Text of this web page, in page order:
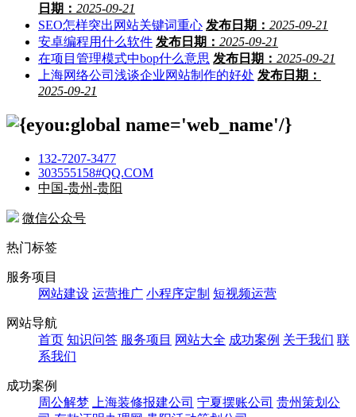
日期： 2025-09-21
SEO怎样突出网站关键词重心 发布日期： 2025-09-21
安卓编程用什么软件 发布日期： 2025-09-21
在项目管理模式中bop什么意思 发布日期： 2025-09-21
上海网络公司浅谈企业网站制作的好处 发布日期：
2025-09-21
132-7207-3477
303555158#QQ.COM
中国-贵州-贵阳
微信公众号
热门标签
服务项目
网站建设 运营推广 小程序定制 短视频运营
网站导航
首页 知识问答 服务项目 网站大全 成功案例 关于我们 联
系我们
成功案例
周公解梦
上海装修报建公司 宁夏摆账公司 贵州策划公